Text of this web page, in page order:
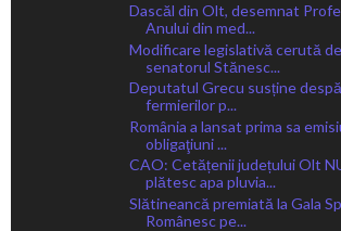
Dascăl din Olt, desemnat
Anului din med...
Modificare legislativă cerută de
senatorul Stănesc...
Deputatul Grecu susține
fermierilor p...
România a lansat prima sa
obligaţiuni ...
CAO: Cetățenii județului Olt
plătesc apa pluvia...
Slătineancă premiată la Gala
Românesc pe...